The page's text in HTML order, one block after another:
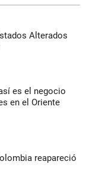
Alterados
es el negocio
en el Oriente
reapareció